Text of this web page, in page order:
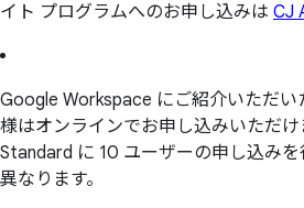
イト プログラムへのお申し込みは CJ
Google Workspace にご紹介いただ
様はオンラインでお申し込みいただ
Standard に 10 ユーザーの申し込み
異なります。